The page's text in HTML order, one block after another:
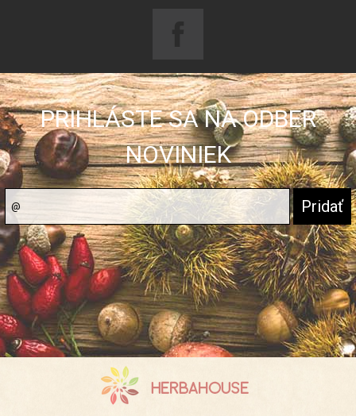
PRIHLÁSTE SA NA ODBER
NOVINIEK